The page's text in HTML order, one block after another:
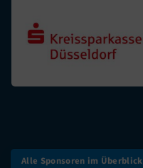
Alle Sponsoren im Überblick